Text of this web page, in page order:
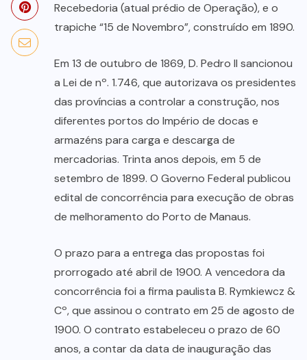
Recebedoria (atual prédio de Operação), e o
trapiche “15 de Novembro”, construído em 1890.
Em 13 de outubro de 1869, D. Pedro II sancionou
a Lei de nº. 1.746, que autorizava os presidentes
das províncias a controlar a construção, nos
diferentes portos do Império de docas e
armazéns para carga e descarga de
mercadorias. Trinta anos depois, em 5 de
setembro de 1899. O Governo Federal publicou
edital de concorrência para execução de obras
de melhoramento do Porto de Manaus.
O prazo para a entrega das propostas foi
prorrogado até abril de 1900. A vencedora da
concorrência foi a firma paulista B. Rymkiewcz &
Cº, que assinou o contrato em 25 de agosto de
1900. O contrato estabeleceu o prazo de 60
anos, a contar da data de inauguração das